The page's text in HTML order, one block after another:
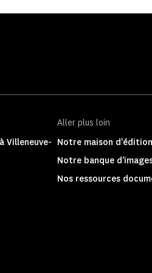
Villeneuve-
Aller plus loin
Notre maison d'édition
Notre banque
Nos ressources